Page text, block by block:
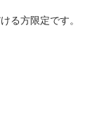
る方限定です。